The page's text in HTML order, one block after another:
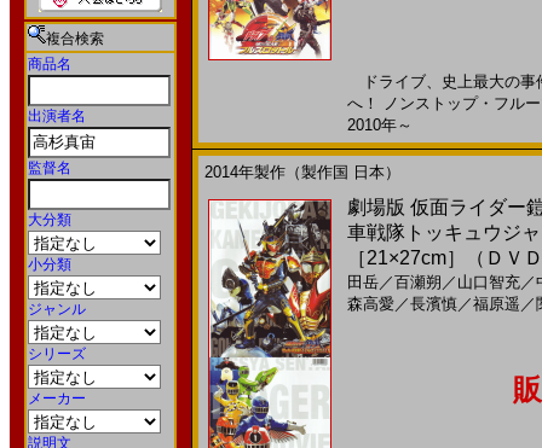
複合検索
商品名
出演者名
監督名
大分類
小分類
ジャンル
シリーズ
メーカー
説明文
ドライブ、史上最大の事
へ！ ノンストップ・フル
2010年～
2014年製作（製作国 日本）
劇場版 仮面ライダー
車戦隊トッキュウジ
［21×27cm］（ＤＶ
田岳／百瀬朔 ／ 山口智充／
森高愛／長濱慎／福原遥 ／